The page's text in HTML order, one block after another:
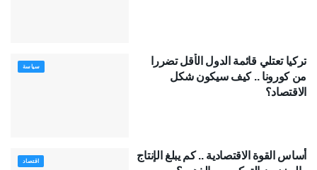
سياسة
تركيا تعتلي قائمة الدول الأقل تضررا
من كورونا .. كيف سيكون شكل
الاقتصاد؟
اقتصاد
أساس القوة الاقتصادية .. كم يبلغ الإنتاج